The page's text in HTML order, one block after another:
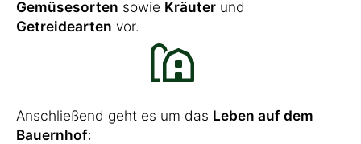
Gemüsesorten sowie Kräuter und
Getreidearten vor.
Anschließend geht es um das Leben auf dem
Bauernhof: